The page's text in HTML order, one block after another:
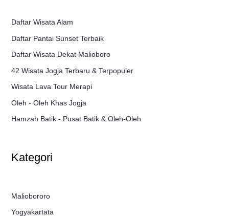
Daftar Wisata Alam
Daftar Pantai Sunset Terbaik
Daftar Wisata Dekat Malioboro
42 Wisata Jogja Terbaru & Terpopuler
Wisata Lava Tour Merapi
Oleh - Oleh Khas Jogja
Hamzah Batik - Pusat Batik & Oleh-Oleh
Kategori
Maliobororo
Yogyakartata